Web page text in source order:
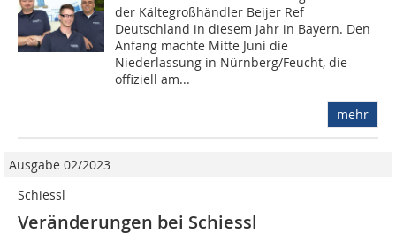
der Kältegroßhändler Beijer Ref
Deutschland in diesem Jahr in Bayern. Den
Anfang machte Mitte Juni die
Niederlassung in Nürnberg/Feucht, die
offiziell am...
mehr
Ausgabe 02/2023
Schiessl
Veränderungen bei Schiessl